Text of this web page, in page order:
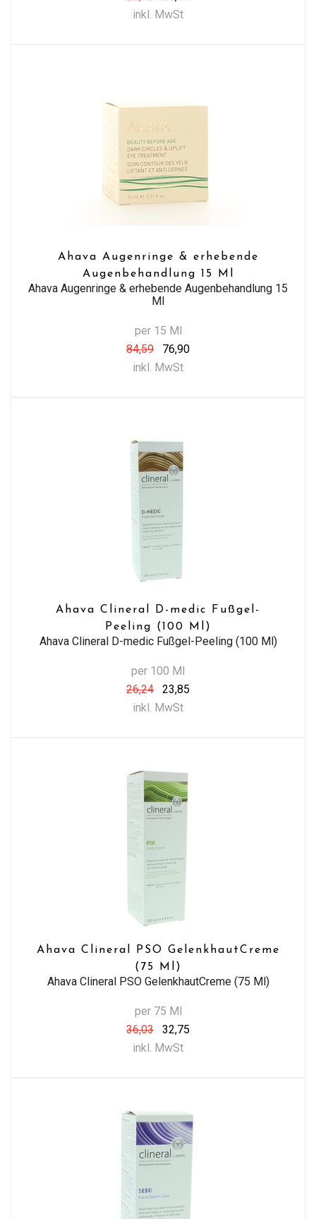
inkl. MwSt
Ahava Augenringe & erhebende
Augenbehandlung 15 Ml
Ahava Augenringe & erhebende Augenbehandlung 15
Ml
per 15 Ml
84,59
76,90
inkl. MwSt
Ahava Clineral D-medic Fußgel-
Peeling (100 Ml)
Ahava Clineral D-medic Fußgel-Peeling (100 Ml)
per 100 Ml
26,24
23,85
inkl. MwSt
Ahava Clineral PSO GelenkhautCreme
(75 Ml)
Ahava Clineral PSO GelenkhautCreme (75 Ml)
per 75 Ml
36,03
32,75
inkl. MwSt